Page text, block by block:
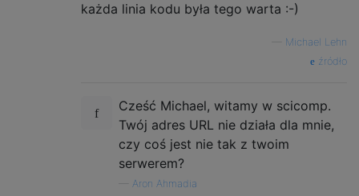
każda linia kodu była tego warta :-)
Michael Lehn
źródło
Cześć Michael, witamy w scicomp.
Twój adres URL nie działa dla mnie,
czy coś jest nie tak z twoim
serwerem?
Aron Ahmadia